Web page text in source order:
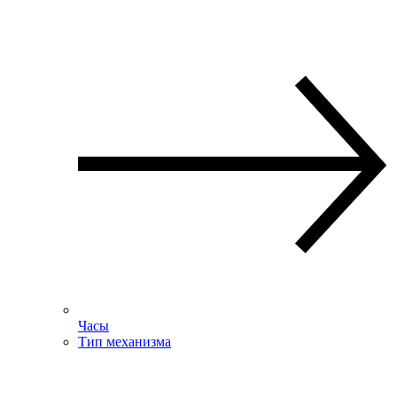
Часы
Тип механизма